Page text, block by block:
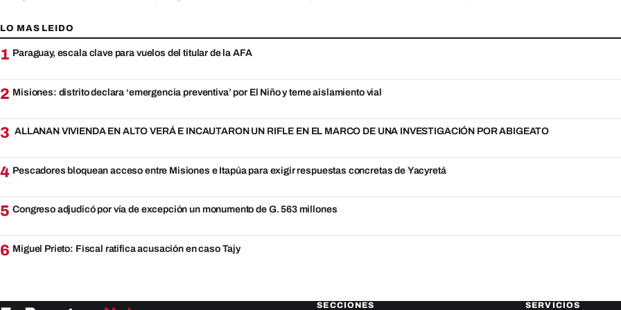
LO MAS LEIDO
1 Paraguay, escala clave para vuelos del titular de la AFA
2 Misiones: distrito declara ‘emergencia preventiva’ por El Niño y teme aislamiento vial
3 ALLANAN VIVIENDA EN ALTO VERÁ E INCAUTARON UN RIFLE EN EL MARCO DE UNA INVESTIGACIÓN POR ABIGEATO
4 Pescadores bloquean acceso entre Misiones e Itapúa para exigir respuestas concretas de Yacyretá
5 Congreso adjudicó por vía de excepción un monumento de G. 563 millones
6 Miguel Prieto: Fiscal ratifica acusación en caso Tajy
SECCIONES SERVICIOS